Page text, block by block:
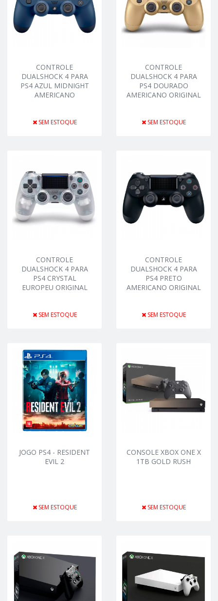
CONTROLE
DUALSHOCK 4 PARA
PS4 AZUL MIDNIGHT
AMERICANO
SEM ESTOQUE
CONTROLE
DUALSHOCK 4 PARA
PS4 DOURADO
AMERICANO ORIGINAL
SEM ESTOQUE
CONTROLE
DUALSHOCK 4 PARA
PS4 CRYSTAL
EUROPEU ORIGINAL
SEM ESTOQUE
CONTROLE
DUALSHOCK 4 PARA
PS4 PRETO
AMERICANO ORIGINAL
SEM ESTOQUE
JOGO PS4 - RESIDENT
EVIL 2
SEM ESTOQUE
CONSOLE XBOX ONE X
1TB GOLD RUSH
SEM ESTOQUE